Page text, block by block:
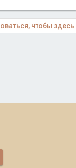
чтобы здесь